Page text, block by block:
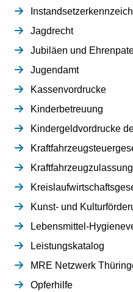
Jagdrecht
Jubiläen und
Jugendamt
Kassenvordrucke
Kinderbetreuung
Kindergeldvordrucke
Kraftfahrzeugzulassung
Kunst- und
Lebensmittel-
Leistungskatalog
MRE Netzwerk
Opferhilfe